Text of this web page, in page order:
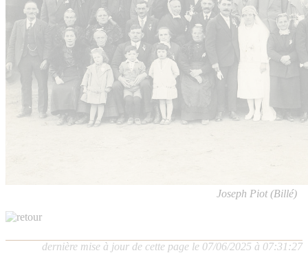
Joseph Piot (Billé)
dernière mise à jour de cette page le 07/06/2025 à 07:31:27